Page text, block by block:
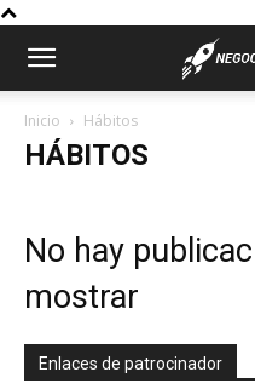
Inicio Hábitos
HÁBITOS
No hay
mostrar
Enlaces de patrocinador